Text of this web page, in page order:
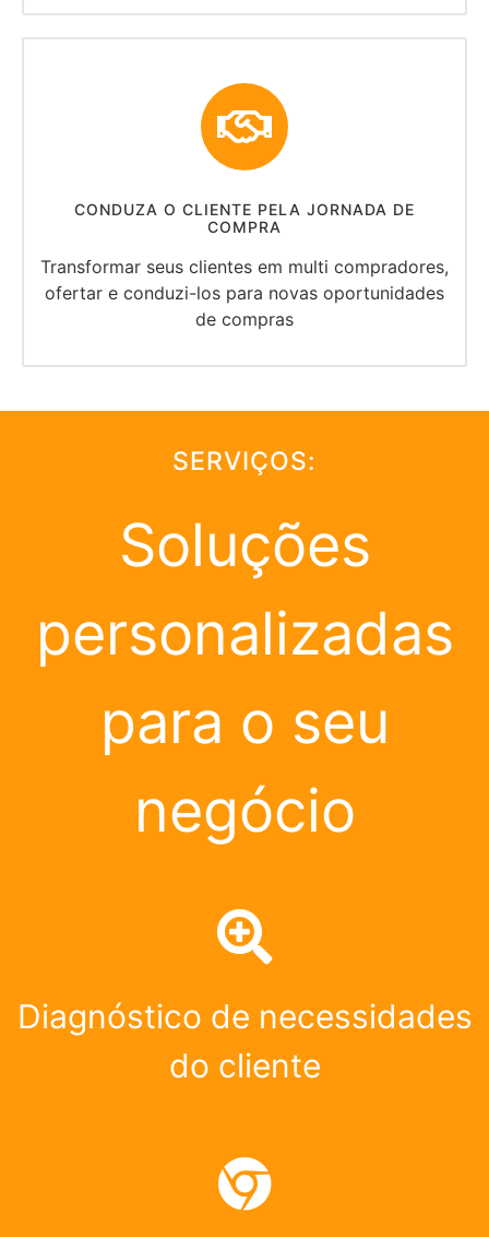
CONDUZA O CLIENTE PELA JORNADA DE
COMPRA
Transformar seus clientes em multi compradores,
ofertar e conduzi-los para novas oportunidades
de compras
SERVIÇOS:
Soluções
personalizadas
para o seu
negócio
Diagnóstico de necessidades
do cliente